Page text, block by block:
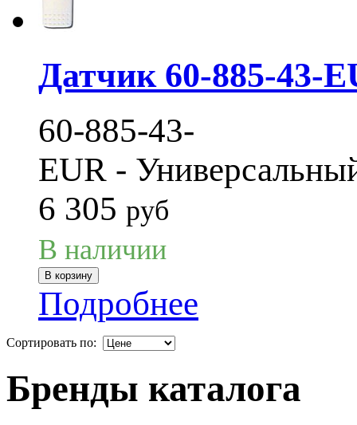
Датчик 60-885-43-
60-885-43-
EUR -
6 305 руб
В наличии
Подробнее
Сортировать по:
Бренды каталога